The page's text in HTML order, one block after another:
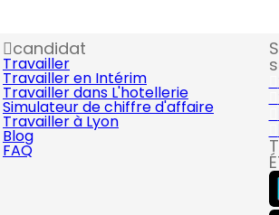
candidat
Travailler
Travailler en Intérim
Travailler dans L'hotellerie
Simulateur de chiffre d'affaire
Travailler à Lyon
Blog
FAQ